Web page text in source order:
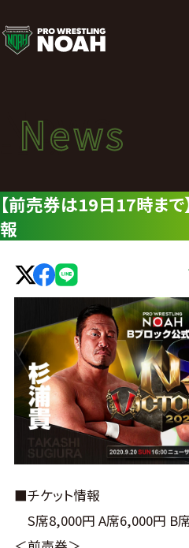
ニ
ュ
ー
ス
|
プ
ロ
レ
ス
リ
ン
グ・
News
ニュース
News
【前売券は19日17時ま
報
■チケット情報
S席8,000円 A席6,000円 B